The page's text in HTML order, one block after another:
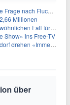
Fluch oder Segen
Millionen
für Charlotte Lindholm
Show» ins Free-TV
«Immer fehlt was»
über